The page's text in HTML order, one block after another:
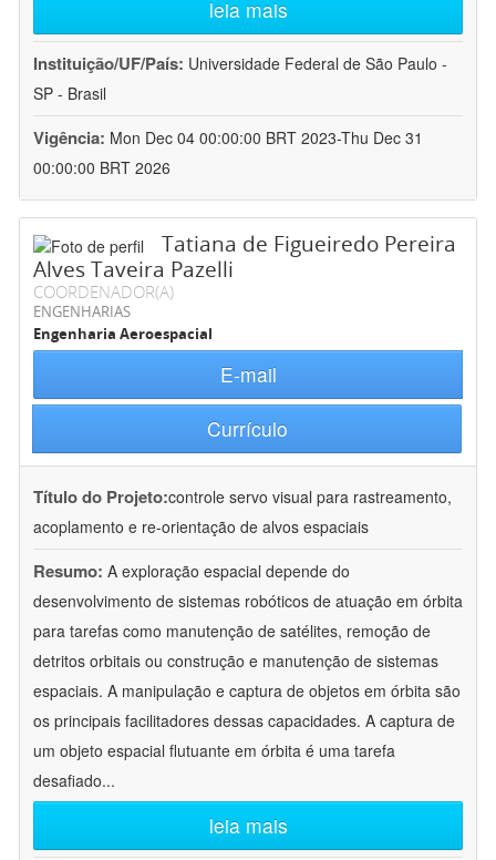
leia mais
Instituição/UF/País: Universidade Federal de São Paulo -
SP - Brasil
Vigência: Mon Dec 04 00:00:00 BRT 2023-Thu Dec 31
00:00:00 BRT 2026
Tatiana de Figueiredo Pereira
Alves Taveira Pazelli
COORDENADOR(A)
ENGENHARIAS
Engenharia Aeroespacial
E-mail
Currículo
Título do Projeto:controle servo visual para rastreamento,
acoplamento e re-orientação de alvos espaciais
Resumo: A exploração espacial depende do
desenvolvimento de sistemas robóticos de atuação em órbita
para tarefas como manutenção de satélites, remoção de
detritos orbitais ou construção e manutenção de sistemas
espaciais. A manipulação e captura de objetos em órbita são
os principais facilitadores dessas capacidades. A captura de
um objeto espacial flutuante em órbita é uma tarefa
desafiado...
leia mais